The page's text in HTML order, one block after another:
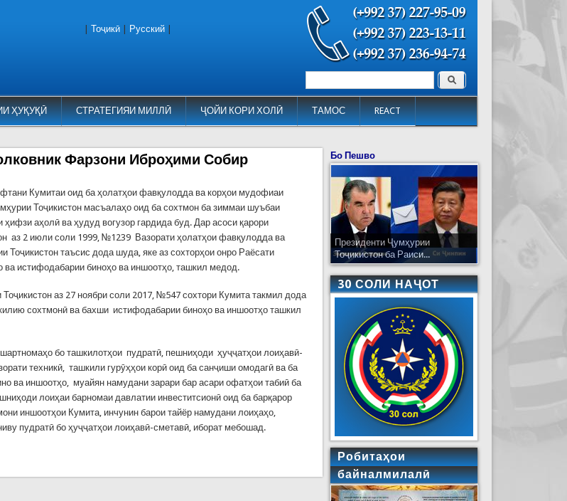
ҲУҚУҚӢ СТРАТЕГИЯИ МИЛЛӢ ҶОЙИ КОРИ ХОЛӢ ТАМОС REACT
Форма поиска Поиск
Тоҷикӣ Русский
Фарзони Иброҳими Собир
Кумитаи оид ба ҳолатҳои фавқулодда ва корҳои мудофиаи
Тоҷикистон масъалаҳо оид ба сохтмон ба зиммаи шуъбаи
аҳолӣ ва ҳудуд вогузор гардида буд. Дар асоси қарори
аз 2 июли соли 1999, №1239 Вазорати ҳолатҳои фавқулодда ва
Тоҷикистон таъсис дода шуда, яке аз сохторҳои онро Раёсати
ва истифодабарии биноҳо ва иншоотҳо, ташкил медод.
аз 27 ноябри соли 2017, №547 сохтори Кумита такмил дода
сохтмонӣ ва бахши истифодабарии биноҳо ва иншоотҳо ташкил
бо ташкилотҳои пудратӣ, пешниҳоди ҳуҷҷатҳои лоиҳавӣ-
техникӣ, ташкили гурӯҳҳои корӣ оид ба санҷиши омодагӣ ва ба
ва иншоотҳо, муайян намудани зарари бар асари офатҳои табиӣ ба
лоиҳаи барномаи давлатии инвеститсионӣ оид ба барқарор
иншоотҳои Кумита, инчунин барои тайёр намудани лоиҳаҳо,
пудратӣ бо ҳуҷҷатҳои лоиҳавӣ-сметавӣ, иборат мебошад.
Бо Пешво
Президенти Ҷумҳурии
Тоҷикистон ба Раиси...
30 СОЛИ НАҶОТ
Робитаҳои
байналмилалӣ